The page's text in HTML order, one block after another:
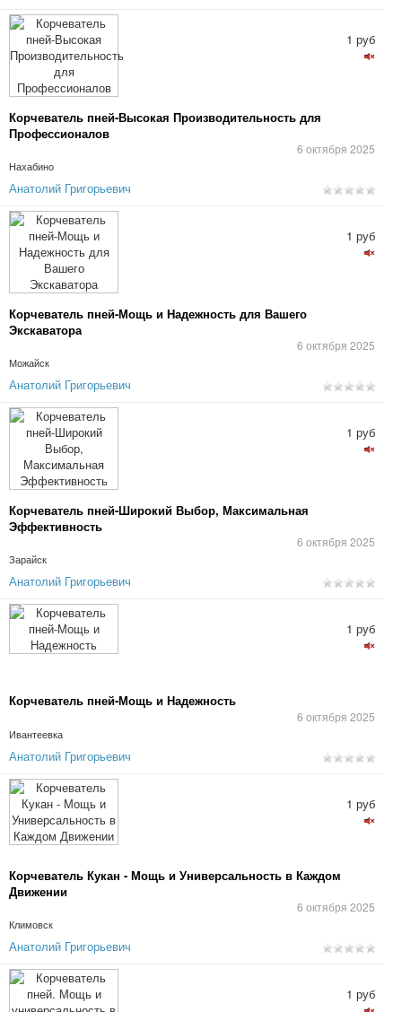
Корчеватель пней-Высокая Производительность для
Профессионалов
6 октября 2025
Нахабино
1 руб
Анатолий Григорьевич
Корчеватель пней-Мощь и Надежность для Вашего
Экскаватора
6 октября 2025
Можайск
1 руб
Анатолий Григорьевич
Корчеватель пней-Широкий Выбор, Максимальная
Эффективность
6 октября 2025
Зарайск
1 руб
Анатолий Григорьевич
Корчеватель пней-Мощь и Надежность
6 октября 2025
Ивантеевка
1 руб
Анатолий Григорьевич
Корчеватель Кукан - Мощь и Универсальность в Каждом
Движении
6 октября 2025
Климовск
1 руб
Анатолий Григорьевич
1 руб